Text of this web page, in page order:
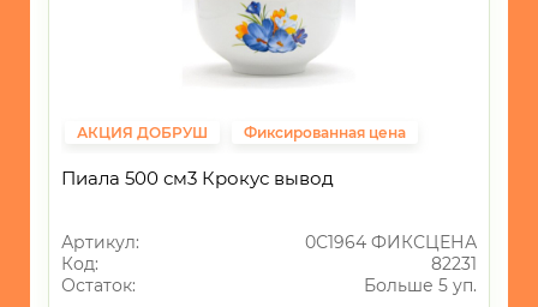
АКЦИЯ ДОБРУШ Фиксированная цена
Пиала 500 см3 Крокус вывод
Артикул:
0С1964 ФИКСЦЕНА
Код:
82231
Остаток:
Больше 5 уп.